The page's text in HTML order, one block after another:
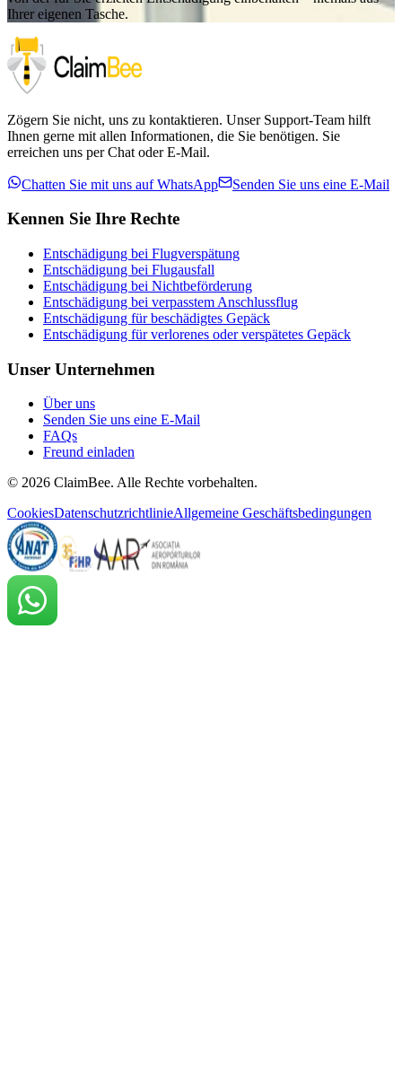
Ihrer eigenen Tasche.
Zögern Sie nicht, uns zu kontaktieren. Unser Support-Team hilft
Ihnen gerne mit allen Informationen, die Sie benötigen. Sie
erreichen uns per Chat oder E-Mail.
Chatten Sie mit uns auf WhatsApp Senden Sie uns eine E-Mail
Kennen Sie Ihre Rechte
Entschädigung bei Flugverspätung
Entschädigung bei Flugausfall
Entschädigung bei Nichtbeförderung
Entschädigung bei verpasstem Anschlussflug
Entschädigung für beschädigtes Gepäck
Entschädigung für verlorenes oder verspätetes Gepäck
Unser Unternehmen
Über uns
Senden Sie uns eine E-Mail
FAQs
Freund einladen
© 2026 ClaimBee. Alle Rechte vorbehalten.
CookiesDatenschutzrichtlinieAllgemeine Geschäftsbedingungen